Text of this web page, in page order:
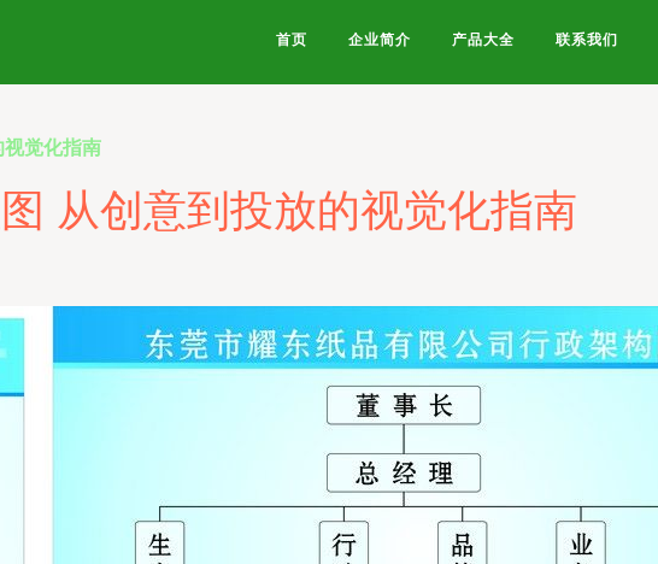
首页 企业简介 产品大全 联系我们
视觉化指南
从创意到投放的视觉化指南